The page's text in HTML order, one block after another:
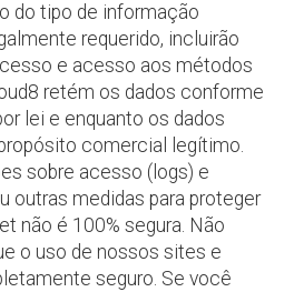
do tipo de informação
requerido, incluirão
e acesso aos métodos
retém os dados conforme
lei e enquanto os dados
comercial legítimo.
sobre acesso (logs) e
outras medidas para proteger
não é 100% segura. Não
o uso de nossos sites e
seguro. Se você